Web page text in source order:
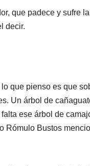
que padece y sufre
decir.
que pienso es que
Un árbol de
ese árbol de
Rómulo Bustos